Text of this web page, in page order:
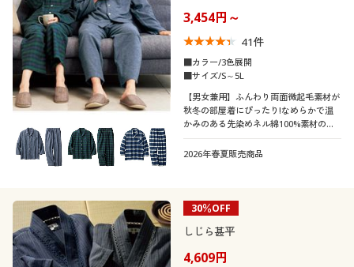
閲覧履歴
お気に入り
サポート
ご利用ガイド
5L
カラー
こだわり条件
で絞り込む
柄・デザイン
無地
襟・ネック
3,454円～
41件
■カラー/3色展開
■サイズ/S～5L
【男女兼用】ふんわり両面微起毛素材が
秋冬の部屋着にぴったり!なめらかで温
かみのある先染めネル綿100%素材のシ
ャツパジャマのルームウェア
2026年春夏販売商品
30％OFF
しじら甚平
4,609円